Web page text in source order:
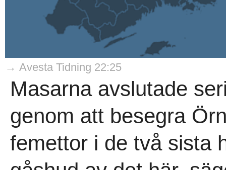
→ Avesta Tidning 22:25
Masarna avslutade
genom att besegra
femettor i de två sista